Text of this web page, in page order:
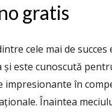
gratis
cele mai de succes
și este cunoscută
impresionante în
Înaintea